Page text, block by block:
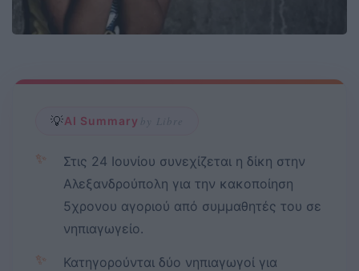
💡AI Summary by Libre
✨
Στις 24 Ιουνίου συνεχίζεται η δίκη στην
Αλεξανδρούπολη για την κακοποίηση
5χρονου αγοριού από συμμαθητές του σε
νηπιαγωγείο.
✨
Κατηγορούνται δύο νηπιαγωγοί για